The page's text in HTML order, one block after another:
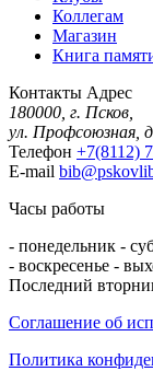
Коллегам
Магазин
Книга
Контакты Адрес
180000, г. Псков,
ул. Профсоюзная,
Телефон +7(8112)
E-mail
Часы работы
- понедельник -
- воскресенье -
Последний
Соглашение об
Политика